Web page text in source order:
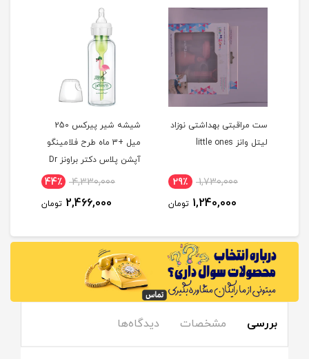
ست مراقبتی بهداشتی نوزاد
لیتل وانز little ones
1,730,000 29٪
1,240,000 تومان
شیشه شیر پیرکس 250
میل +3 ماه طرح فلامینگو
آپشن پلاس دکتر براونز Dr
4,330,000 44٪
2,466,000 تومان
بررسی مشخصات دیدگاه‌ها